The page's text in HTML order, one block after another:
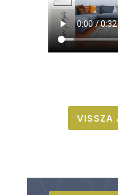
VISSZA